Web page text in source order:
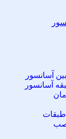
آسانسور
آسانسور